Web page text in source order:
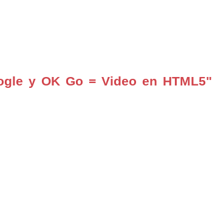
y OK Go = Video en HTML5"